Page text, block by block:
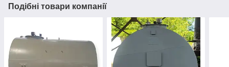
Подібні товари компанії